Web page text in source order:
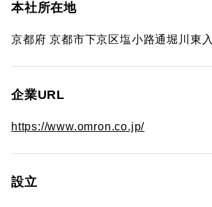
本社所在地
京都府 京都市下京区塩小路通堀川東入
企業URL
https://www.omron.co.jp/
設立